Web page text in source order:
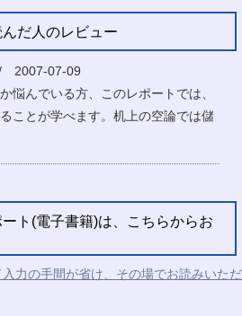
だ人のレビュー
07-09
悩んでいる方、このレポートでは、
ことが学べます。机上の空論では儲
ト(電子書籍)は、こちらからお
力の手間が省け、その場でお読みいただ